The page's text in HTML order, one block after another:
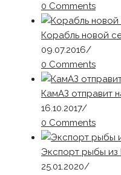
0 Comments
Корабль новой
09.07.2016/
0 Comments
КамАЗ отправит
16.10.2017/
0 Comments
Экспорт рыбы из
25.01.2020/